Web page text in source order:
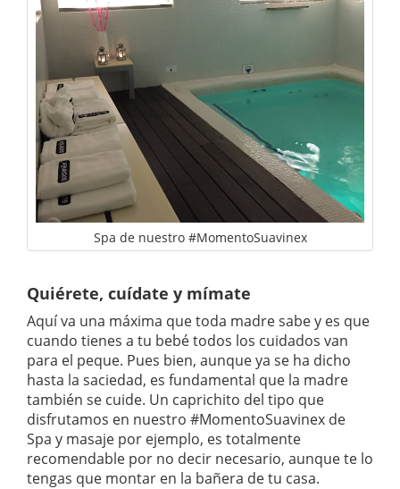
Spa de nuestro #MomentoSuavinex
Quiérete, cuídate y mímate
Aquí va una máxima que toda madre sabe y es que
cuando tienes a tu bebé todos los cuidados van
para el peque. Pues bien, aunque ya se ha dicho
hasta la saciedad, es fundamental que la madre
también se cuide. Un caprichito del tipo que
disfrutamos en nuestro #MomentoSuavinex de
Spa y masaje por ejemplo, es totalmente
recomendable por no decir necesario, aunque te lo
tengas que montar en la bañera de tu casa.